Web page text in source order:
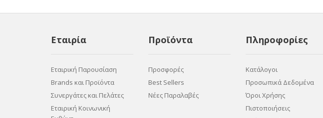
Εταιρία
Εταιρική Παρουσίαση
Brands και Προϊόντα
Συνεργάτες και Πελάτες
Εταιρική Κοινωνική
Προϊόντα
Προσφορές
Best Sellers
Νέες Παραλαβές
Πληροφορίες
Κατάλογοι
Προσωπικά Δεδομένα
Όροι Χρήσης
Πιστοποιήσεις